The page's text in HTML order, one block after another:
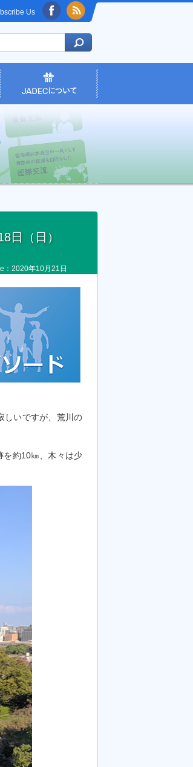
Us
（日）
：2020年10月21日
しいですが、荒川の
を約10㎞、木々は少